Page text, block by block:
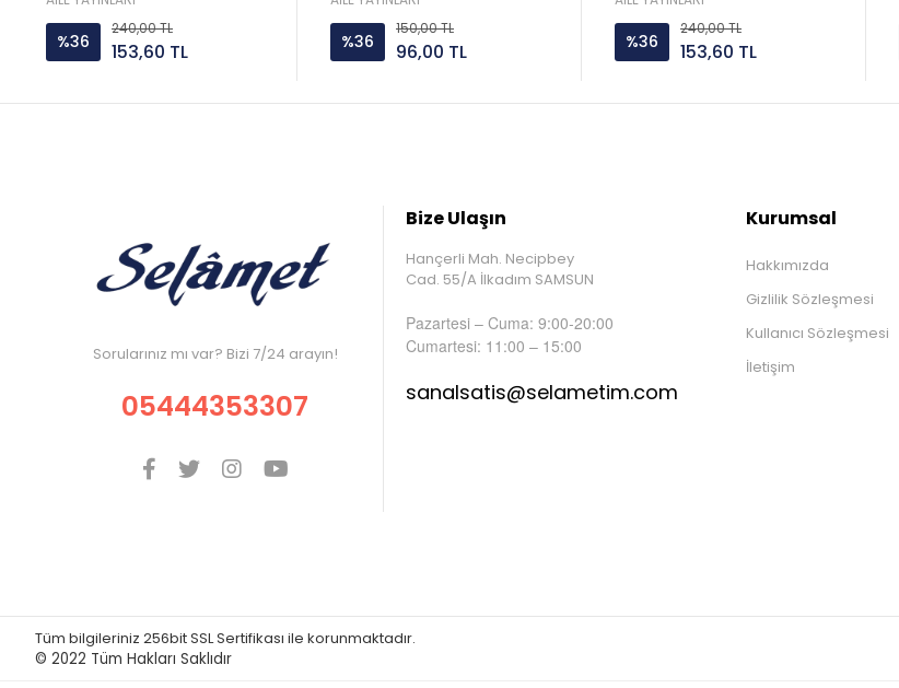
%36
240,00 TL
153,60 TL %36
150,00 TL
96,00 TL %36
240,00 TL
153,60 TL
Sorularınız mı var? Bizi 7/24 arayın!
05444353307
Bize Ulaşın
Hançerli Mah. Necipbey
Cad. 55/A İlkadım SAMSUN
Pazartesi – Cuma: 9:00-20:00
Cumartesi: 11:00 – 15:00
sanalsatis@selametim.com
Kurumsal
Hakkımızda
Gizlilik Sözleşmesi
Kullanıcı Sözleşmesi
İletişim
Tüm bilgileriniz 256bit SSL Sertifikası ile korunmaktadır.
© 2022 Tüm Hakları Saklıdır